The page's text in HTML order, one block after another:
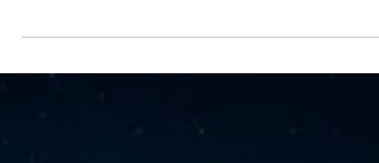
café. Descemos para a Toscana, onde o design
à Gucci e à Salvatore Ferragamo, líderes da